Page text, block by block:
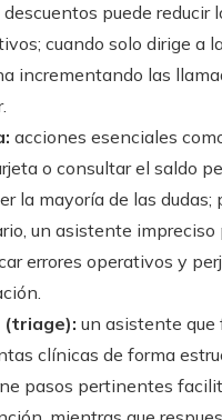
puede reducir
cuando solo dirige a
incrementando las
acciones esenciales
o consultar el saldo
la mayoría de las dudas;
un asistente impreciso
errores operativos y
(triage): un asistente que
clínicas de forma
pasos pertinentes